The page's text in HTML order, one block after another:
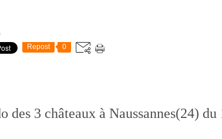
Repost 0
des 3 châteaux à Naussannes(24) du